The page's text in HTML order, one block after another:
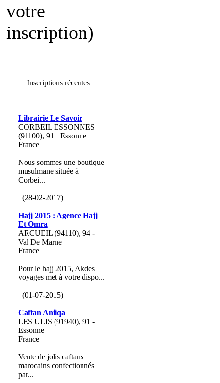
votre
inscription)
Inscriptions récentes
Librairie Le Savoir
CORBEIL ESSONNES
(91100), 91 - Essonne
France
Nous sommes une boutique
musulmane située à
Corbei...
(28-02-2017)
Hajj 2015 : Agence Hajj
Et Omra
ARCUEIL (94110), 94 -
Val De Marne
France
Pour le hajj 2015, Akdes
voyages met à votre dispo...
(01-07-2015)
Caftan Aniiqa
LES ULIS (91940), 91 -
Essonne
France
Vente de jolis caftans
marocains confectionnés
par...